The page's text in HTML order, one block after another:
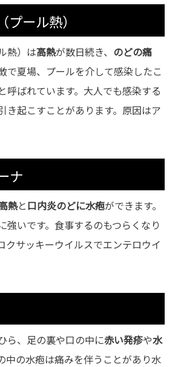
ール熱）
熱）は高熱が数日続き、 のどの痛
で夏場、プールを介して感染したこ
呼ばれています。大人でも感染する
き起こすことがあります。原因はア
ナ
熱と口内炎のどに水疱ができます。
強いです。食事するのもつらくなり
クサッキーウイルスでエンテロウイ
ら、足の裏や口の中に赤い発疹や水
中の水疱は痛みを伴うことがあり水